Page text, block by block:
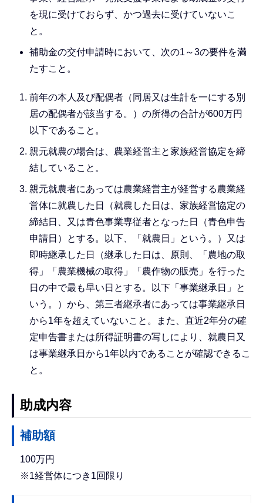
を現に受けておらず、かつ過去に受けていないこ
と。
補助金の交付申請時において、次の1～3の要件を満
たすこと。
前年の本人及び配偶者（同居又は生計を一にする別
居の配偶者が該当する。）の所得の合計が600万円
以下であること。
親元就農の場合は、農業経営主と家族経営協定を締
結していること。
親元就農者にあっては農業経営主が経営する農業経
営体に就農した日（就農した日は、家族経営協定の
締結日、又は青色事業専従者となった日（青色申告
申請日）とする。以下、「就農日」という。）又は
即時継承した日（継承した日は、原則、「農地の取
得」「農業機械の取得」「農作物の販売」を行った
日の中で最も早い日とする。以下「事業継承日」と
いう。）から、第三者継承者にあっては事業継承日
から1年を超えていないこと。また、直近2年分の確
定申告書または所得証明書の写しにより、就農日又
は事業継承日から1年以内であることが確認できるこ
と。
助成内容
補助額
100万円
※1経営体につき1回限り